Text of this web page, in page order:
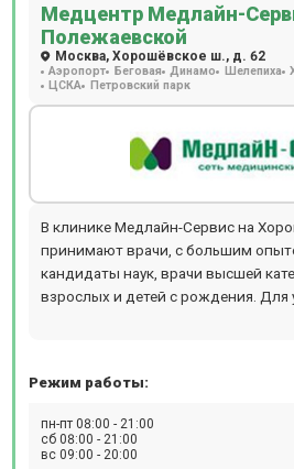
Медцентр Медлайн-
Полежаевской
Москва, Хорошёвское ш., д. 62
Аэропорт Беговая Динамо Шелепиха
ЦСКА Петровский парк
В клинике Медлайн-Сервис на
принимают врачи, с большим
кандидаты наук, врачи высшей
взрослых и детей с рождения. Для
диагноза есть возможность
мониторирование АД, Суточное
кольпоскопию,
эзофагогастродуоденоскопия
Режим работы:
пн-пт 08:00 - 21:00
сб 08:00 - 21:00
вс 09:00 - 20:00